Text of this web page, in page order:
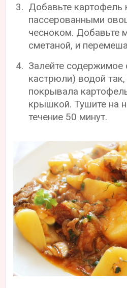
Добавьте картофель
пассерованными
чесноком. Добавьте
сметаной, и
Залейте
кастрюли) водой
покрывала
крышкой. Тушите на
течение 50 минут.